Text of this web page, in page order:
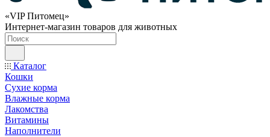
«VIP Питомец»
Интернет-магазин товаров для животных
Каталог
Кошки
Сухие корма
Влажные корма
Лакомства
Витамины
Наполнители